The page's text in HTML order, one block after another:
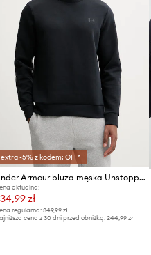
extra -5% z kodem: OFF*
Under Armour bluza męska Unstoppable Flc
aktualna:
zł
regularna: 349,99 zł
cena z 30 dni przed obniżką: 244,99 zł